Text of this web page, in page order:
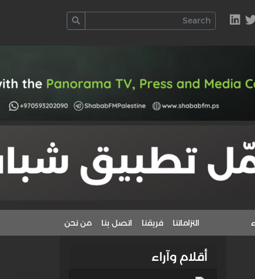
التزاماتنا فريقنا اتصل بنا من نحن
أقلام وآراء